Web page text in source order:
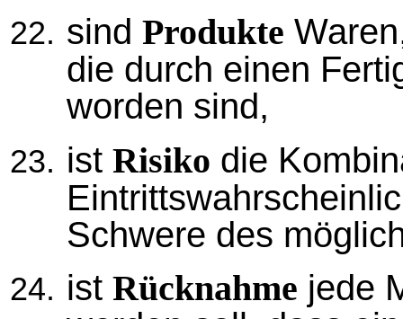
sind Produkte
die durch einen
worden sind,
ist Risiko die
Schwere des
ist Rücknahme jede